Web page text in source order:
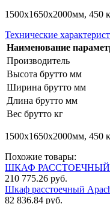
1500x1650x2000мм, 450
Технические
Наименование
Производитель
Высота брутто мм
Ширина брутто мм
Длина брутто мм
Вес брутто кг
1500x1650x2000мм, 450
Похожие товары:
ШКАФ РАССТОЕЧНЫЙ
210 775.26 руб.
Шкаф расстоечный
82 836.84 руб.